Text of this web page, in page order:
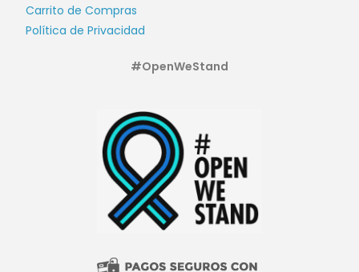
Carrito de Compras
Política de Privacidad
#OpenWeStand